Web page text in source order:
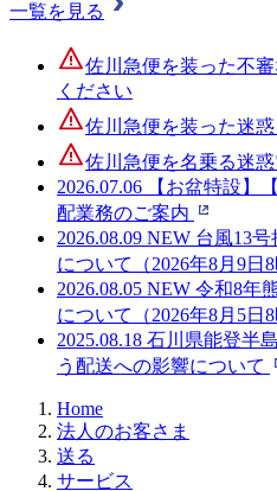
一覧を見る
佐川急便を装った不
ください
佐川急便を装った迷
佐川急便を名乗る迷
2026.07.06
【お盆特設】
配業務のご案内
2026.08.09 NEW 台風13
について（2026年8月9日8
2026.08.05 NEW 令和8年
について（2026年8月5日8
2025.08.18 石川県能登半
う配送への影響について
Home
法人のお客さま
送る
サービス